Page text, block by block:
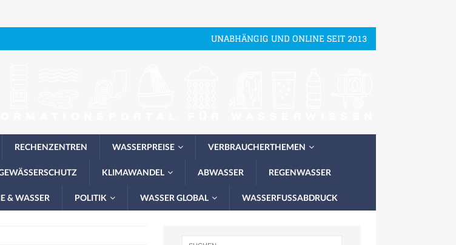
UNABHÄNGIG UND ONLINE SEIT 2013
RECHENZENTREN WASSERPREISE VERBRAUCHERTHEMEN
KLIMAWANDEL ABWASSER REGENWASSER
& WASSER POLITIK WASSER GLOBAL WASSERFUSSABDRUCK